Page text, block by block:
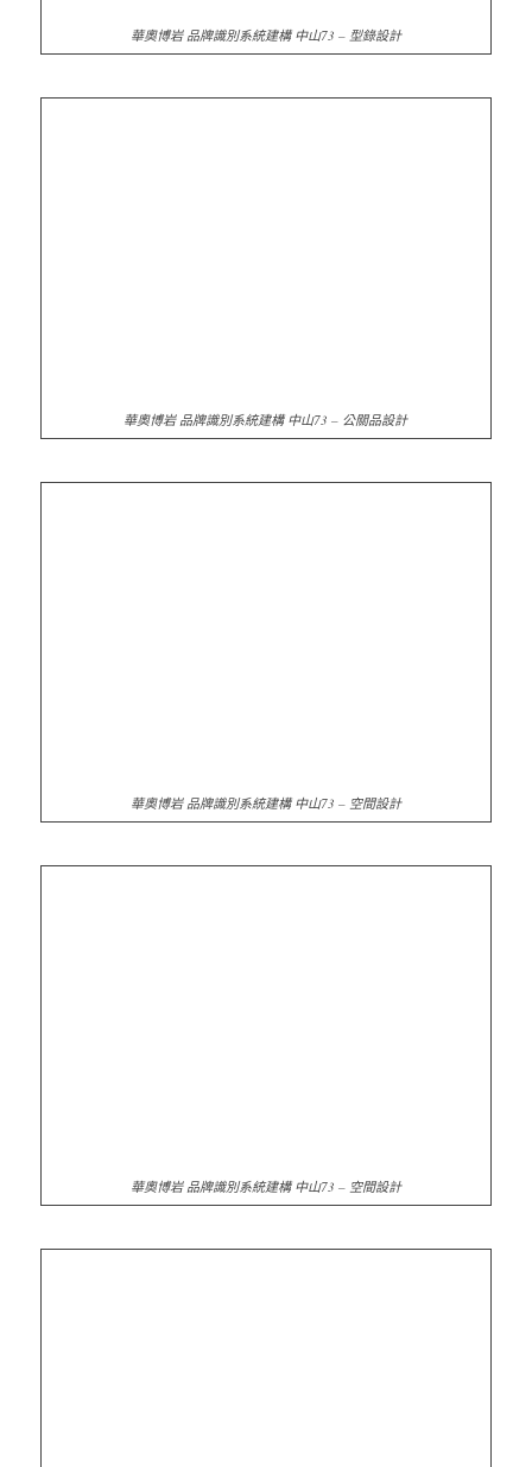
華奧博岩 品牌識別系統建構 中山73 – 型錄設計
華奧博岩 品牌識別系統建構 中山73 – 公關品設計
華奧博岩 品牌識別系統建構 中山73 – 空間設計
華奧博岩 品牌識別系統建構 中山73 – 空間設計